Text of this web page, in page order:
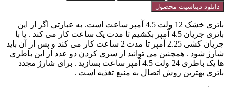
دانلود دیتاشیت محصول
باتری خشک 12 ولت 4.5 آمپر ساعت است. به عبارتی اگر از این
باتری جریان 4.5 آمپر بکشیم تا مدت یک ساعت کار می کند . یا با
جریان کشی 2.25 آمپر تا مدت 2 ساعت کار می کند و پس از آن باید
شارژ شود . همچنین می توانید از سری کردن دو عدد از این باطری
ها یک باطری 24 ولت 4.5 آمپر ساعت بسازید . برای شارژ مجدد
باتری بهترین روش اتصال به منبع تغذیه است .